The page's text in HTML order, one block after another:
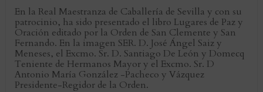
En la Real Maestranza de Caballería de Sevilla y con su
patrocinio, ha sido presentado el libro Lugares de Paz y
Oración editado por la Orden de San Clemente y San
Fernando. En la imagen SER. D. José Ángel Saiz y
Meneses, el Excmo. Sr. D. Santiago De León y Domecq
Teniente de Hermanos Mayor y el Excmo. Sr. D
Antonio María González -Pacheco y Vázquez
Presidente-Regidor de la Orden.